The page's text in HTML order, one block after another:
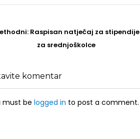
Prethodni
post
Raspisan natječaj za stipendije
za srednjoškolce
komentar
must be logged in to post a comment.